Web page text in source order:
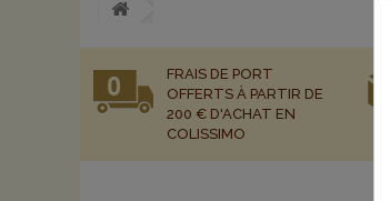
FRAIS DE PORT
OFFERTS À PARTIR DE
200 € D'ACHAT EN
COLISSIMO